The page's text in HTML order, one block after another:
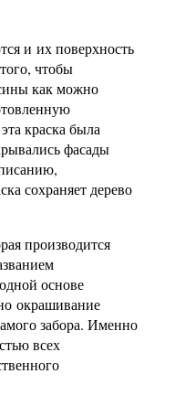
и их поверхность
чтобы
как можно
краска была
фасады
сохраняет дерево
производится
основе
окрашивание
забора. Именно
всех